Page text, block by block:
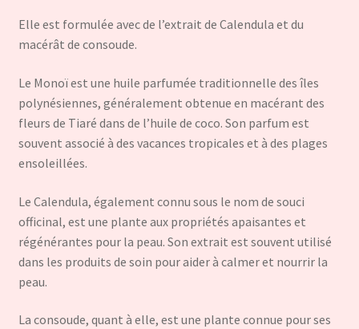
Elle est formulée avec de l’extrait de Calendula et du
macérât de consoude.
Le Monoï est une huile parfumée traditionnelle des îles
polynésiennes, généralement obtenue en macérant des
fleurs de Tiaré dans de l’huile de coco. Son parfum est
souvent associé à des vacances tropicales et à des plages
ensoleillées.
Le Calendula, également connu sous le nom de souci
officinal, est une plante aux propriétés apaisantes et
régénérantes pour la peau. Son extrait est souvent utilisé
dans les produits de soin pour aider à calmer et nourrir la
peau.
La consoude, quant à elle, est une plante connue pour ses